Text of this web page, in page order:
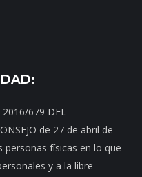
679 DEL
de 27 de abril de
personas físicas en lo que
y a la libre